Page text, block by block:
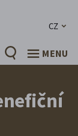
CZ
MENU